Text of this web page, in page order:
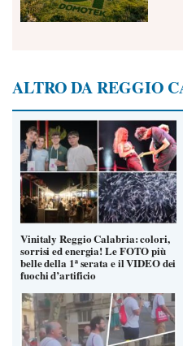
ALTRO DA REGGIO
Vinitaly Reggio Calabria: colori,
sorrisi ed energia! Le FOTO più
belle della 1ª serata e il VIDEO dei
fuochi d’artificio